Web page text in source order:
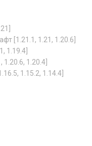
[1.21.1, 1.21, 1.20.6]
1.19.4]
1.20.4]
1.15.2, 1.14.4]